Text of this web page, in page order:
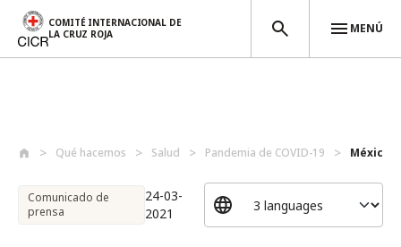
COMITÉ INTERNACIONAL DE
LA CRUZ ROJA
MENÚ
Qué hacemos Salud Pandemia de COVID-19 México
Comunicado de
prensa
24-03-
2021